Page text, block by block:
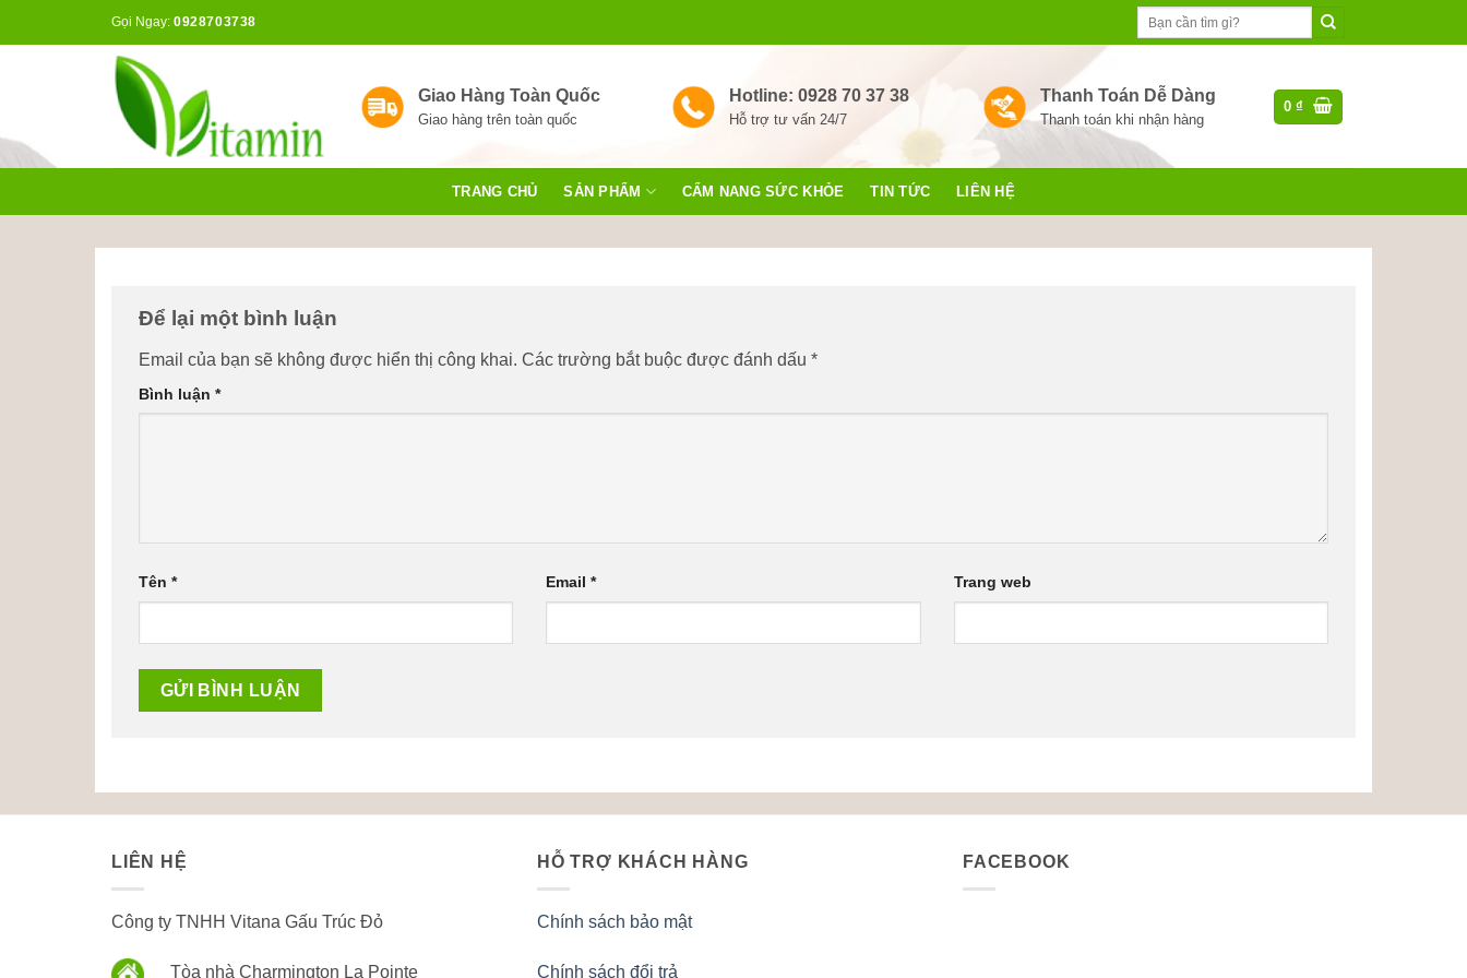
Gọi Ngay: 0928703738
kiếm:
Giao Hàng Toàn Quốc
Giao hàng trên toàn quốc
Hotline: 0928 70 37 38
Hỗ trợ tư vấn 24/7
Thanh Toán Dễ Dàng
Thanh toán khi nhận hàng
0₫
TRANG CHỦ SẢN PHẨM CẨM NANG SỨC KHỎE TIN TỨC LIÊN HỆ
Để lại một bình luận
Email của bạn sẽ không được hiển thị công khai. Các trường bắt buộc được đánh dấu *
Bình luận *
Tên * Email* Trang web
LIÊN HỆ
Công ty TNHH Vitana Gấu Trúc Đỏ
Tòa nhà Charmington La Pointe
HỖ TRỢ KHÁCH HÀNG
Chính sách bảo mật
Chính sách đổi trả
FACEBOOK